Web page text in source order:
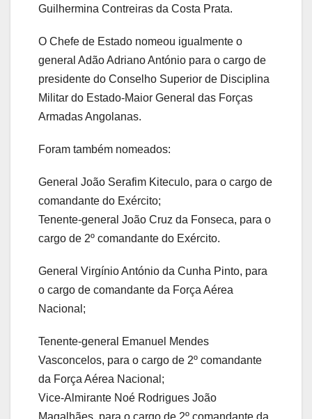
Guilhermina Contreiras da Costa Prata.
O Chefe de Estado nomeou igualmente o
general Adão Adriano António para o cargo de
presidente do Conselho Superior de Disciplina
Militar do Estado-Maior General das Forças
Armadas Angolanas.
Foram também nomeados:
General João Serafim Kiteculo, para o cargo de
comandante do Exército;
Tenente-general João Cruz da Fonseca, para o
cargo de 2º comandante do Exército.
General Virgínio António da Cunha Pinto, para
o cargo de comandante da Força Aérea
Nacional;
Tenente-general Emanuel Mendes
Vasconcelos, para o cargo de 2º comandante
da Força Aérea Nacional;
Vice-Almirante Noé Rodrigues João
Magalhães, para o cargo de 2º comandante da